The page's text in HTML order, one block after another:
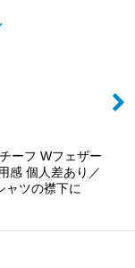
ーフ Wフェザー
感 個人差あり／
ャツの襟下に